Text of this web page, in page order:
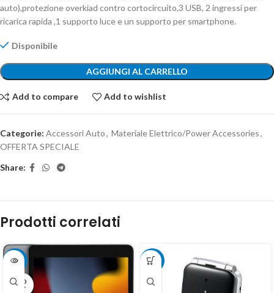
auto),protezione overkiad contro cortocircuito,3 USB, 2 ingressi per
ricarica rapida ,1 supporto luce e un supporto per smartphone.
Disponibile
AGGIUNGI AL CARRELLO
Add to compare Add to wishlist
Categorie: Accessori Auto, Materiale Elettrico/Power Accessories,
OFFERTA SPECIALE
Share:
Prodotti correlati
-27%
SOLD
OUT
-20%